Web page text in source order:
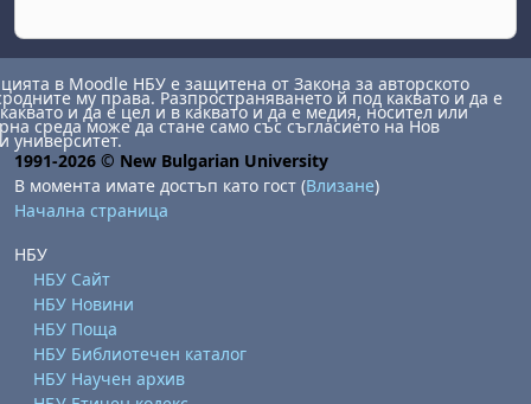
в Moodle НБУ е защитена от Закона за авторското
му права. Разпространяването й под каквато и да е
и да е цел и в каквато и да е медия, носител или
среда може да стане само със съгласието на Нов
университет.
1991-2026 © New Bulgarian University
В момента имате достъп като гост (Влизане)
Начална страница
НБУ
НБУ Сайт
НБУ Новини
НБУ Поща
НБУ Библиотечен каталог
НБУ Научен архив